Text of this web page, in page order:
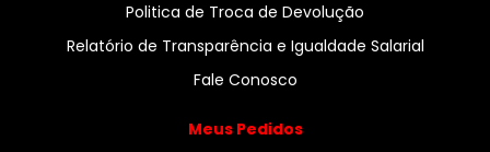
Politica de Troca de Devolução
Relatório de Transparência e Igualdade Salarial
Fale Conosco
Meus Pedidos